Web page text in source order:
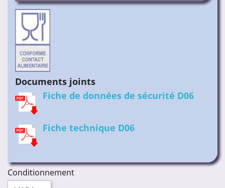
Documents joints
Fiche de données de sécurité D06
Fiche technique D06
Conditionnement